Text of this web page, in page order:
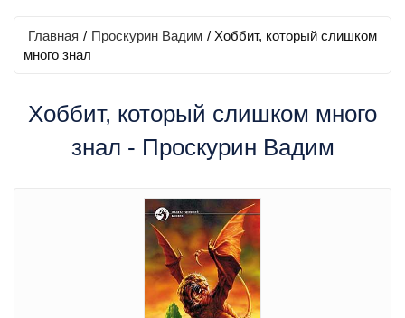
Главная / Проскурин Вадим / Хоббит, который слишком
много знал
Хоббит, который слишком много
знал - Проскурин Вадим